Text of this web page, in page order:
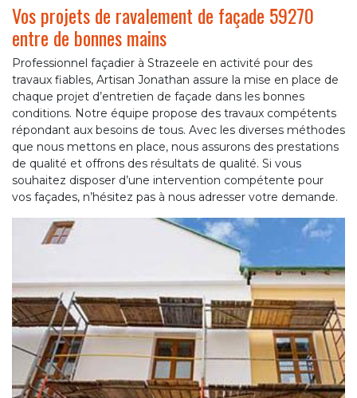
Vos projets de ravalement de façade 59270
entre de bonnes mains
Professionnel façadier à Strazeele en activité pour des
travaux fiables, Artisan Jonathan assure la mise en place de
chaque projet d’entretien de façade dans les bonnes
conditions. Notre équipe propose des travaux compétents
répondant aux besoins de tous. Avec les diverses méthodes
que nous mettons en place, nous assurons des prestations
de qualité et offrons des résultats de qualité. Si vous
souhaitez disposer d’une intervention compétente pour
vos façades, n’hésitez pas à nous adresser votre demande.